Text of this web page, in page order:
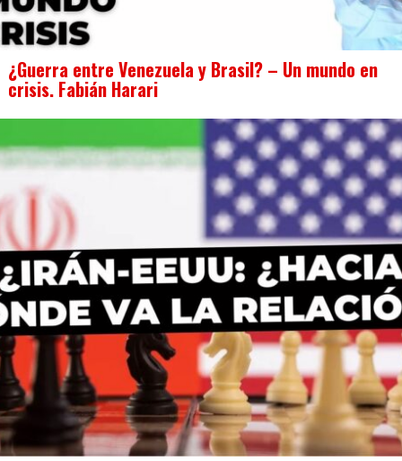
¿Guerra entre Venezuela y Brasil? – Un mundo en
crisis. Fabián Harari